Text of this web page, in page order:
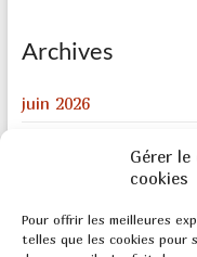
Gérer
cookies
Pour offrir les meilleures
telles que les cookies
Archives
juin 2026
décembre 2023
février 2022